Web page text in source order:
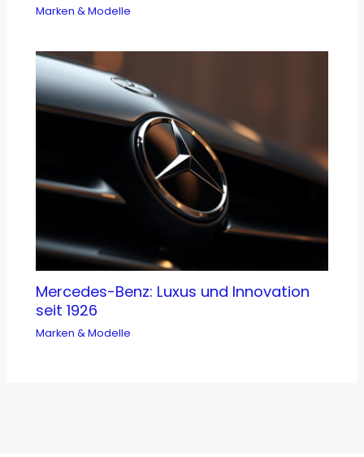
Marken & Modelle
Mercedes-Benz: Luxus und Innovation
seit 1926
Marken & Modelle